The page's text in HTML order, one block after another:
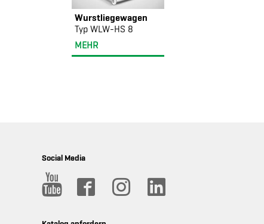
Wurstliegewagen
Typ WLW-HS 8
MEHR
Social Media